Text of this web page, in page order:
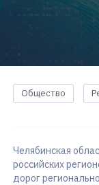
Общество
Челябинская
российских
дорог